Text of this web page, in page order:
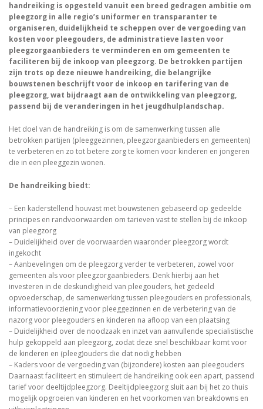
handreiking is opgesteld vanuit een breed gedragen ambitie om
pleegzorg in alle regio’s uniformer en transparanter te
organiseren, duidelijkheid te scheppen over de vergoeding van
kosten voor pleegouders, de administratieve lasten voor
pleegzorgaanbieders te verminderen en om gemeenten te
faciliteren bij de inkoop van pleegzorg. De betrokken partijen
zijn trots op deze nieuwe handreiking, die belangrijke
bouwstenen beschrijft voor de inkoop en tarifering van de
pleegzorg, wat bijdraagt aan de ontwikkeling van pleegzorg,
passend bij de veranderingen in het jeugdhulplandschap.
Het doel van de handreiking is om de samenwerking tussen alle
betrokken partijen (pleeggezinnen, pleegzorgaanbieders en gemeenten)
te verbeteren en zo tot betere zorg te komen voor kinderen en jongeren
die in een pleeggezin wonen.
De handreiking biedt:
– Een kaderstellend houvast met bouwstenen gebaseerd op gedeelde
principes en randvoorwaarden om tarieven vast te stellen bij de inkoop
van pleegzorg
– Duidelijkheid over de voorwaarden waaronder pleegzorg wordt
ingekocht
– Aanbevelingen om de pleegzorg verder te verbeteren, zowel voor
gemeenten als voor pleegzorgaanbieders. Denk hierbij aan het
investeren in de deskundigheid van pleegouders, het gedeeld
opvoederschap, de samenwerking tussen pleegouders en professionals,
informatievoorziening voor pleeggezinnen en de verbetering van de
nazorg voor pleegouders en kinderen na afloop van een plaatsing
– Duidelijkheid over de noodzaak en inzet van aanvullende specialistische
hulp gekoppeld aan pleegzorg, zodat deze snel beschikbaar komt voor
de kinderen en (pleeg)ouders die dat nodig hebben
– Kaders voor de vergoeding van (bijzondere) kosten aan pleegouders
Daarnaast faciliteert en stimuleert de handreiking ook een apart, passend
tarief voor deeltijdpleegzorg. Deeltijdpleegzorg sluit aan bij het zo thuis
mogelijk opgroeien van kinderen en het voorkomen van breakdowns en